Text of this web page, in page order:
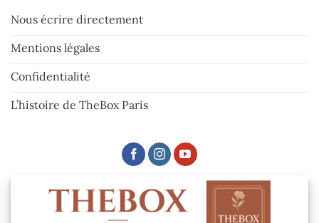
Nous écrire directement
Mentions légales
Confidentialité
L’histoire de TheBox Paris